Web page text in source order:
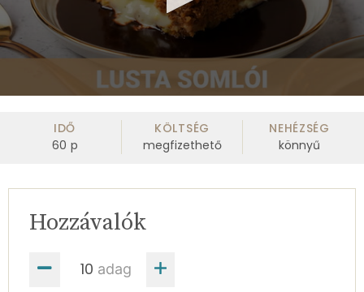
IDŐ
60 p
KÖLTSÉG
megfizethető
NEHÉZSÉG
könnyű
adag
Hozzávalók